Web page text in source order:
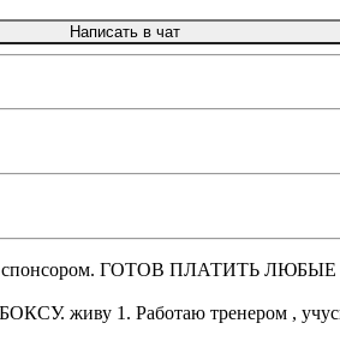
Написать в чат
спонсором. ГОТОВ ПЛАТИТЬ ЛЮБЫЕ
живу 1. Работаю тренером ,